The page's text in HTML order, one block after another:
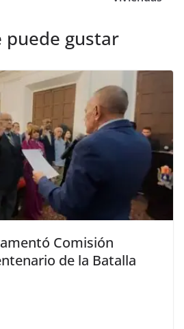
puede gustar
Comisión
de la Batalla